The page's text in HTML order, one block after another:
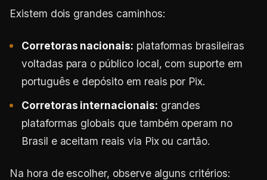
Existem dois grandes caminhos:
Corretoras nacionais: plataformas brasileiras
voltadas para o público local, com suporte em
português e depósito em reais por Pix.
Corretoras internacionais: grandes
plataformas globais que também operam no
Brasil e aceitam reais via Pix ou cartão.
Na hora de escolher, observe alguns critérios: